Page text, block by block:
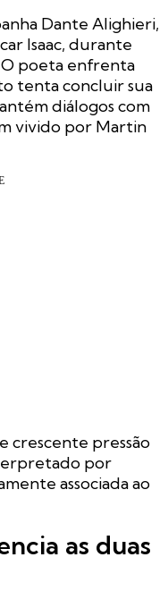
Dante Alighieri,
Isaac, durante
O poeta enfrenta
tenta concluir sua
diálogos com
vivido por Martin
crescente pressão
por
associada ao
as duas